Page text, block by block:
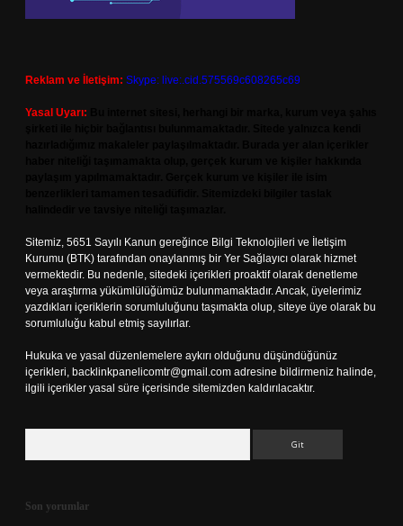
Reklam ve İletişim: Skype: live:.cid.575569c608265c69
Yasal Uyarı:
Sitemiz, 5651 Sayılı Kanun gereğince Bilgi Teknolojileri ve İletişim
Kurumu (BTK) tarafından onaylanmış bir Yer Sağlayıcı olarak hizmet
vermektedir. Bu nedenle, sitedeki içerikleri proaktif olarak denetleme
veya araştırma yükümlülüğümüz bulunmamaktadır. Ancak, üyelerimiz
yazdıkları içeriklerin sorumluluğunu taşımakta olup, siteye üye olarak bu
sorumluluğu kabul etmiş sayılırlar.
Hukuka ve yasal düzenlemelere aykırı olduğunu düşündüğünüz
içerikleri, backlinkpanelicomtr@gmail.com adresine bildirmeniz halinde,
ilgili içerikler yasal süre içerisinde sitemizden kaldırılacaktır.
Son yorumlar